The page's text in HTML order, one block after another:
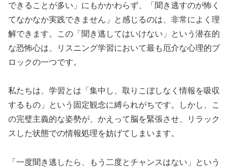
できることが多い」にもかかわらず、「聞き逃すのが怖く
てなかなか実践できません」と感じるのは、非常によく理
解できます。この「聞き逃してはいけない」という潜在的
な恐怖心は、リスニング学習において最も厄介な心理的ブ
ロックの一つです。
私たちは、学習とは「集中し、取りこぼしなく情報を吸収
するもの」という固定観念に縛られがちです。しかし、こ
の完璧主義的な姿勢が、かえって脳を緊張させ、リラック
スした状態での情報処理を妨げてしまいます。
「一度聞き逃したら、もう二度とチャンスはない」という